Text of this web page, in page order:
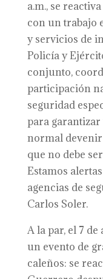
a.m., se
con un trabajo
y servicios de
Policía y
conjunto,
participación
seguridad
para garantizar
normal devenir
que no debe
Estamos
agencias de
Carlos Soler.
A la par, el 7
un evento de
caleños: se